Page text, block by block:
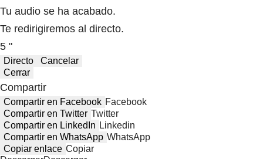
Tu audio se ha acabado.
Te redirigiremos al directo.
5 "
Directo
Cancelar
Cerrar
Compartir
Compartir en Facebook Facebook
Compartir en Twitter Twitter
Compartir en LinkedIn Linkedin
Compartir en WhatsApp WhatsApp
Copiar enlace Copiar